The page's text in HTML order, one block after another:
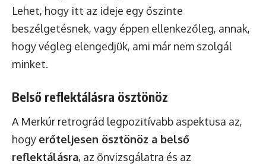
Lehet, hogy itt az ideje egy őszinte
beszélgetésnek, vagy éppen ellenkezőleg, annak,
hogy végleg elengedjük, ami már nem szolgál
minket.
Belső reflektálásra ösztönöz
A Merkúr retrográd legpozitívabb aspektusa az,
hogy erőteljesen ösztönöz a belső
reflektálásra, az önvizsgálatra és az